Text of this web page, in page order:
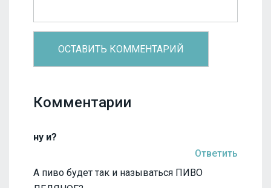
Комментарии
ну и?
Ответить
А пиво будет так и называться ПИВО